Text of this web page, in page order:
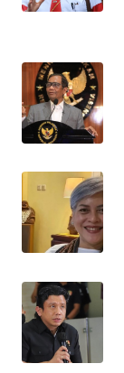
INDEKS
BERITA
KONTAK
INFO
IKLAN
TENTANG
KAMI
PEDOMAN
MEDIA